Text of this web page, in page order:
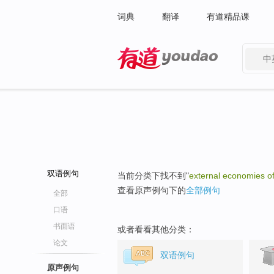
词典 翻译 有道精品课
中
双语例句
全部
口语
书面语
论文
原声例句
当前分类下找不到"external economies
查看原声例句下的全部例句
或者看看其他分类：
双语例句